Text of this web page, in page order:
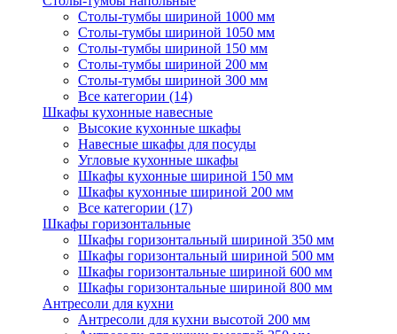
Столы-тумбы шириной 1000 мм
Столы-тумбы шириной 1050 мм
Столы-тумбы шириной 150 мм
Столы-тумбы шириной 200 мм
Столы-тумбы шириной 300 мм
Все категории (14)
Шкафы кухонные навесные
Высокие кухонные шкафы
Навесные шкафы для посуды
Угловые кухонные шкафы
Шкафы кухонные шириной 150 мм
Шкафы кухонные шириной 200 мм
Все категории (17)
Шкафы горизонтальные
Шкафы горизонтальный шириной 350 мм
Шкафы горизонтальный шириной 500 мм
Шкафы горизонтальные шириной 600 мм
Шкафы горизонтальные шириной 800 мм
Антресоли для кухни
Антресоли для кухни высотой 200 мм